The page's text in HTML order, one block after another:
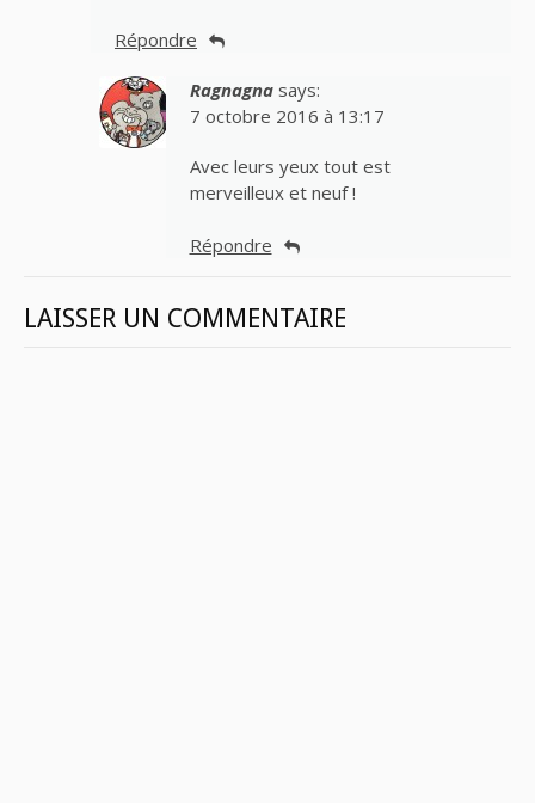
Répondre
Ragnagna says:
7 octobre 2016 à 13:17
Avec leurs yeux tout est
merveilleux et neuf !
Répondre
LAISSER UN COMMENTAIRE